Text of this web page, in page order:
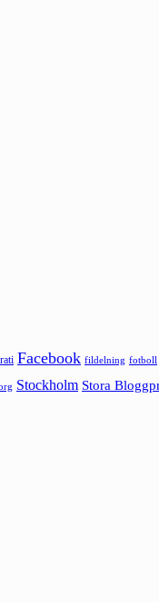
Facebook fildelning fotboll
Stockholm Stora